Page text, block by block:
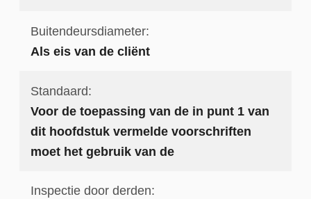
Buitendeursdiameter:
Als eis van de cliënt
Standaard:
Voor de toepassing van de in punt 1 van
dit hoofdstuk vermelde voorschriften
moet het gebruik van de
Inspectie door derden: